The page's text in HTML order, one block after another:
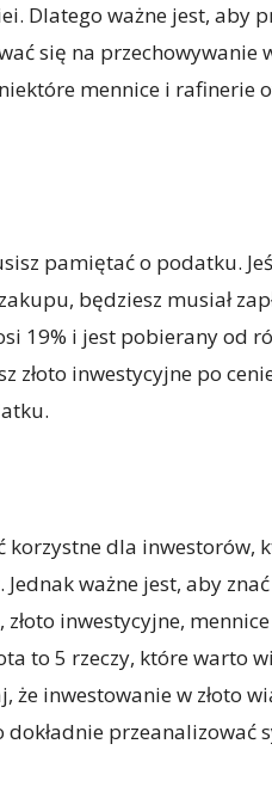
Dlatego ważne jest, aby
się na przechowywanie
mennice i rafinerie
pamiętać o podatku.
będziesz musiał
19% i jest pobierany od
złoto inwestycyjne po
korzystne dla inwestorów,
ważne jest, aby
inwestycyjne,
to 5 rzeczy, które warto
inwestowanie w złoto
przeanalizować